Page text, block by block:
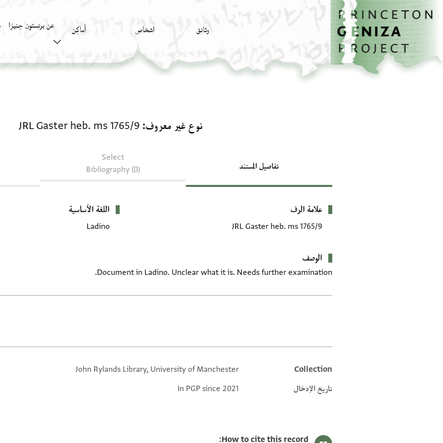
تخطي إلى المحتوى الرئيسي
الصفحة الرئيسية
وثائق اشخاص أَماكِن عن برنستون جنيزا
نوع غير معروف JRL Gaster heb. ms 1765/9
تفاصيل المستند
Select
Bibliography (0)
بيانات التعريف
علامة الرف
JRL Gaster heb. ms 1765/9
اللغة الأساسية
Ladino
الوصف
Document in Ladino. Unclear what it is. Needs further examination.
Additional metadata
Collection
John Rylands Library, University of Manchester
تاريخ الإدخال
In PGP since 2021
How to cite this record: